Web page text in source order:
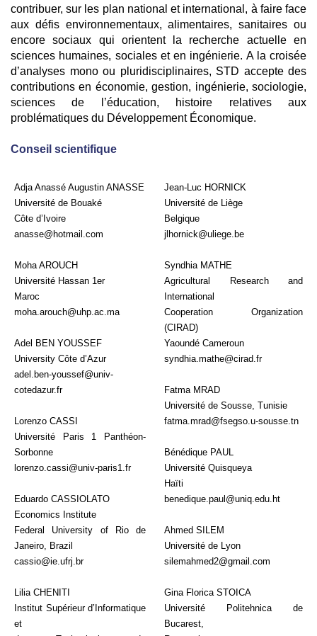
contribuer, sur les plan national et international, à faire face
aux défis environnementaux, alimentaires, sanitaires ou
encore sociaux qui orientent la recherche actuelle en
sciences humaines, sociales et en ingénierie. A la croisée
d’analyses mono ou pluridisciplinaires, STD accepte des
contributions en économie, gestion, ingénierie, sociologie,
sciences de l’éducation, histoire relatives aux
problématiques du Développement Économique.
Conseil scientifique
Adja Anassé Augustin ANASSE
Université de Bouaké
Côte d’Ivoire
anasse@hotmail.com
Moha AROUCH
Université Hassan 1er
Maroc
moha.arouch@uhp.ac.ma
Adel BEN YOUSSEF
University Côte d’Azur
adel.ben-youssef@univ-
cotedazur.fr
Lorenzo CASSI
Université Paris 1 Panthéon-
Sorbonne
lorenzo.cassi@univ-paris1.fr
Eduardo CASSIOLATO
Economics Institute
Federal University of Rio de
Janeiro, Brazil
cassio@ie.ufrj.br
Lilia CHENITI
Institut Supérieur d’Informatique
et
Jean-Luc HORNICK
Université de Liège
Belgique
jlhornick@uliege.be
Syndhia MATHE
Agricultural Research and
International
Cooperation Organization
(CIRAD)
Yaoundé Cameroun
syndhia.mathe@cirad.fr
Fatma MRAD
Université de Sousse, Tunisie
fatma.mrad@fsegso.u-sousse.tn
Bénédique PAUL
Université Quisqueya
Haïti
benedique.paul@uniq.edu.ht
Ahmed SILEM
Université de Lyon
silemahmed2@gmail.com
Gina Florica STOICA
Université Politehnica de
Bucarest,